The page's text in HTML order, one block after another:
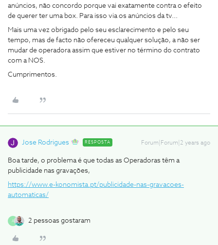
anúncios, não concordo porque vai exatamente contra o efeito
de querer ter uma box. Para isso via os anúncios da tv...
Mais uma vez obrigado pelo seu esclarecimento e pelo seu
tempo, mas de facto não ofereceu qualquer solução, a não ser
mudar de operadora assim que estiver no término do contrato
com a NOS.
Cumprimentos.
Jose Rodrigues RESPOSTA Forum|Forum|2 years ago
Boa tarde, o problema é que todas as Operadoras têm a
publicidade nas gravações,
https://www.e-konomista.pt/publicidade-nas-gravacoes-
automaticas/
A 2 pessoas gostaram